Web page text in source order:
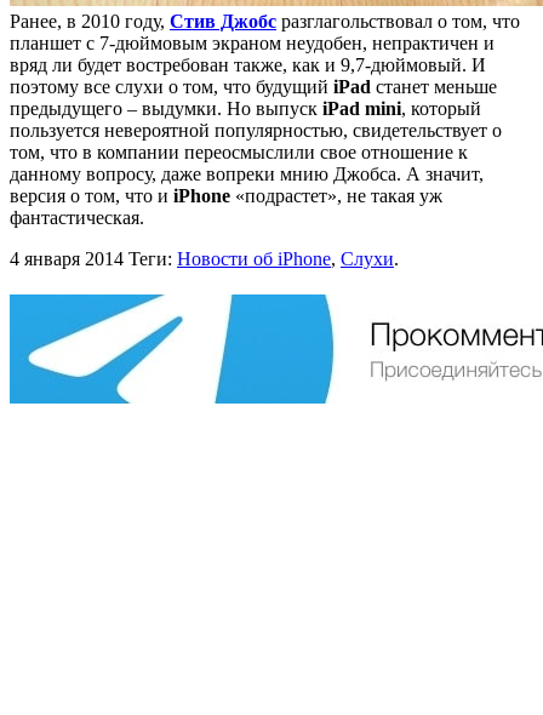
Ранее, в 2010 году, Стив Джобс разглагольствовал о том, что
планшет с 7-дюймовым экраном неудобен, непрактичен и
вряд ли будет востребован также, как и 9,7-дюймовый. И
поэтому все слухи о том, что будущий iPad станет меньше
предыдущего – выдумки. Но выпуск iPad mini, который
пользуется невероятной популярностью, свидетельствует о
том, что в компании переосмыслили свое отношение к
данному вопросу, даже вопреки мнию Джобса. А значит,
версия о том, что и iPhone «подрастет», не такая уж
фантастическая.
4 января 2014 Теги: Новости об iPhone, Слухи.